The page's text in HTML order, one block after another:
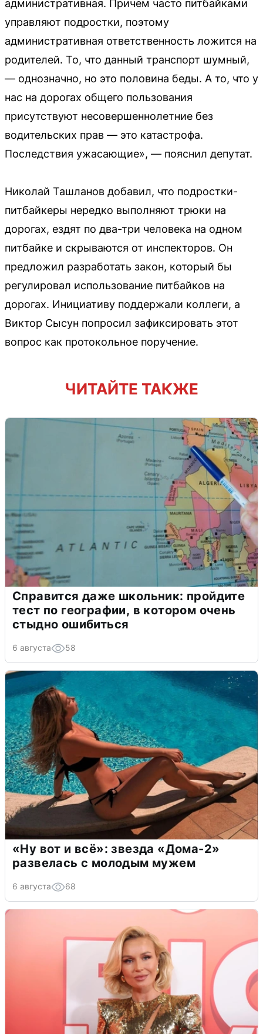
административная. Причем часто питбайками
управляют подростки, поэтому
административная ответственность ложится на
родителей. То, что данный транспорт шумный,
— однозначно, но это половина беды. А то, что у
нас на дорогах общего пользования
присутствуют несовершеннолетние без
водительских прав — это катастрофа.
Последствия ужасающие», — пояснил депутат.
Николай Ташланов добавил, что подростки-
питбайкеры нередко выполняют трюки на
дорогах, ездят по два-три человека на одном
питбайке и скрываются от инспекторов. Он
предложил разработать закон, который бы
регулировал использование питбайков на
дорогах. Инициативу поддержали коллеги, а
Виктор Сысун попросил зафиксировать этот
вопрос как протокольное поручение.
ЧИТАЙТЕ ТАКЖЕ
Справится даже школьник: пройдите
тест по географии, в котором очень
стыдно ошибиться
6 августа 58
«Ну вот и всё»: звезда «Дома-2»
развелась с молодым мужем
6 августа 68